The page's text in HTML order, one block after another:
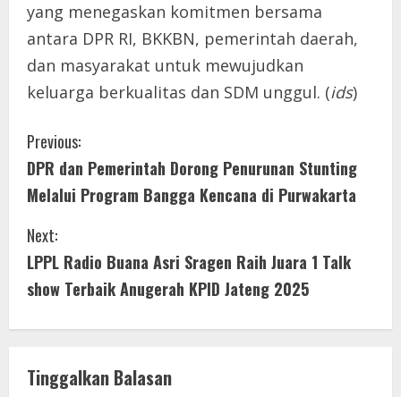
yang menegaskan komitmen bersama
antara DPR RI, BKKBN, pemerintah daerah,
dan masyarakat untuk mewujudkan
keluarga berkualitas dan SDM unggul. (ids)
C
o
n
t
i
n
u
Previous:
DPR dan Pemerintah Dorong Penurunan Stunting
Melalui Program Bangga Kencana di Purwakarta
Next:
LPPL Radio Buana Asri Sragen Raih Juara 1 Talk
show Terbaik Anugerah KPID Jateng 2025
Tinggalkan Balasan